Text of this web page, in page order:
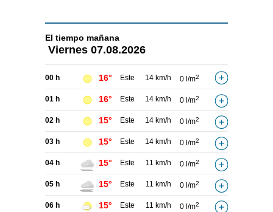
El tiempo mañana
Viernes 07.08.2026
00 h 16° Este 14 km/h 0 l/m2
01 h 16° Este 14 km/h 0 l/m2
02 h 15° Este 14 km/h 0 l/m2
03 h 15° Este 14 km/h 0 l/m2
04 h 15° Este 11 km/h 0 l/m2
05 h 15° Este 11 km/h 0 l/m2
06 h 15° Este 11 km/h 0 l/m2